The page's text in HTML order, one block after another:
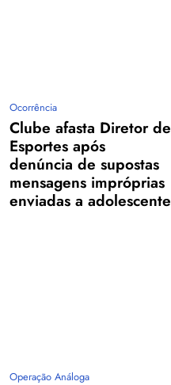
Ocorrência
Clube afasta Diretor de
Esportes após
denúncia de supostas
mensagens impróprias
enviadas a adolescente
Operação Análoga